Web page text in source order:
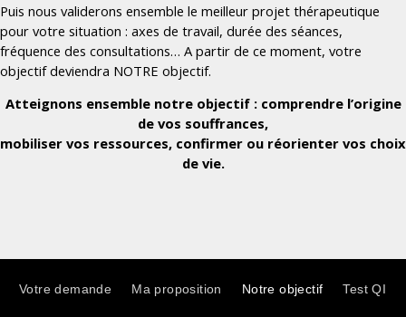
Puis nous validerons ensemble le meilleur projet thérapeutique
pour votre situation : axes de travail, durée des séances,
fréquence des consultations… A partir de ce moment, votre
objectif deviendra NOTRE objectif.
Atteignons ensemble notre objectif : comprendre l’origine
de vos souffrances,
mobiliser vos ressources, confirmer ou réorienter vos choix
de vie.
Votre demande Ma proposition Notre objectif Test QI